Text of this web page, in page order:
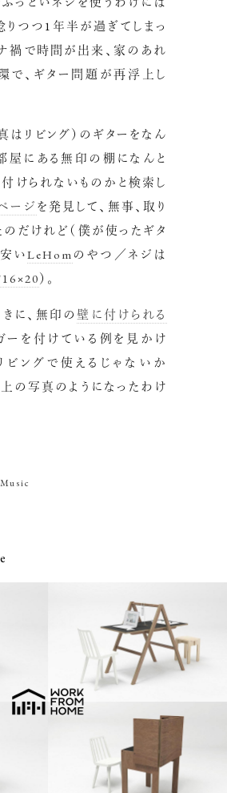
りつつ1年半が過ぎてしまっ
禍で時間が出来、家のあれ
で、ギター問題が再浮上し
はリビング）のギターをなん
屋にある無印の棚になんと
けられないものかと検索し
ージ を発見して、無事、取り
だけれど（僕が使ったギタ
いLeHom のやつ／ネジは
）。
に、無印の壁に付けられる
ーを付けている例を見かけ
ビングで使えるじゃないか
上の写真のようになったわけ
Music